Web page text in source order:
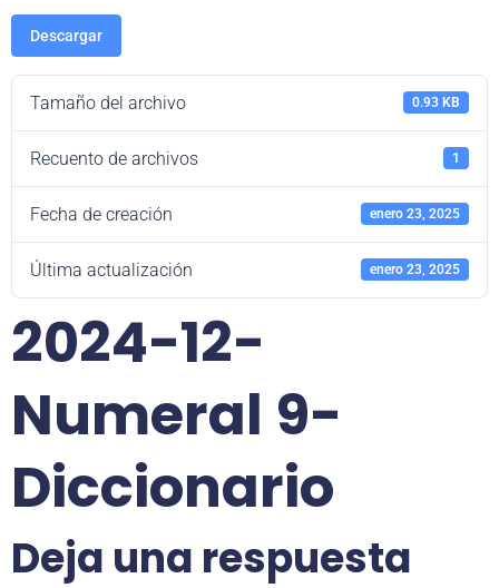
Descargar
Tamaño del archivo 0.93 KB
Recuento de archivos 1
Fecha de creación enero 23, 2025
Última actualización enero 23, 2025
2024-12-
Numeral 9-
Diccionario
Deja una respuesta